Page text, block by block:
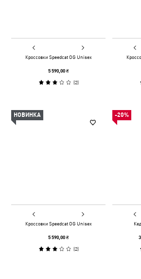
Кроссовки Speedcat OG Unisex
5 590,00 ₴
(2)
НОВИНКА
Кроссовки Speedcat OG Unisex
5 590,00 ₴
(2)
-20%